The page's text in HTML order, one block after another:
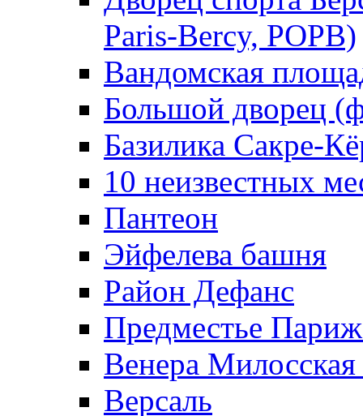
Paris-Bercy, POPB)
Вандомская
Большой дворец
Базилика Сакре-
10 неизвестных
Пантеон
Эйфелева башня
Район Дефанс
Предместье
Венера
Версаль